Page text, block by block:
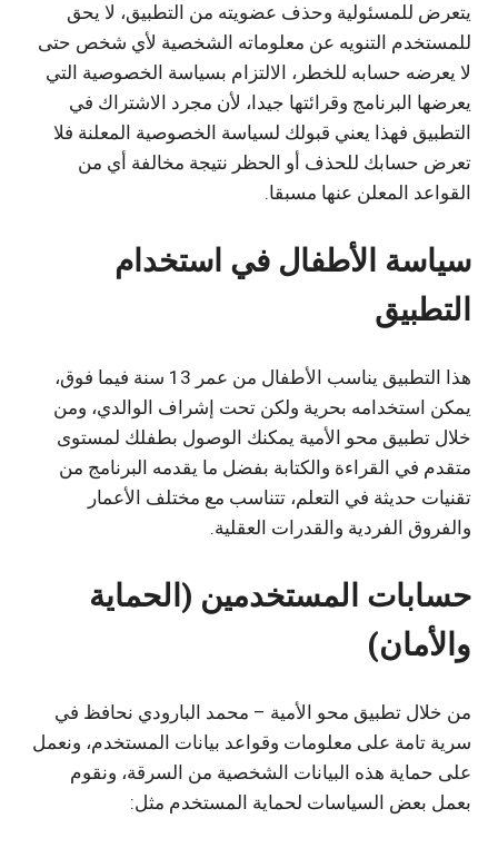
يتعرض للمسئولية وحذف عضويته من التطبيق، لا يحق
للمستخدم التنويه عن معلوماته الشخصية لأي شخص حتى
لا يعرضه حسابه للخطر، الالتزام بسياسة الخصوصية التي
يعرضها البرنامج وقرائتها جيدا، لأن مجرد الاشتراك في
التطبيق فهذا يعني قبولك لسياسة الخصوصية المعلنة فلا
تعرض حسابك للحذف أو الحظر نتيجة مخالفة أي من
القواعد المعلن عنها مسبقا.
سياسة الأطفال في استخدام
التطبيق
هذا التطبيق يناسب الأطفال من عمر 13 سنة فيما فوق،
يمكن استخدامه بحرية ولكن تحت إشراف الوالدي، ومن
خلال تطبيق محو الأمية يمكنك الوصول بطفلك لمستوى
متقدم في القراءة والكتابة بفضل ما يقدمه البرنامج من
تقنيات حديثة في التعلم، تتناسب مع مختلف الأعمار
والفروق الفردية والقدرات العقلية.
حسابات المستخدمين (الحماية
والأمان)
من خلال تطبيق محو الأمية – محمد البارودي نحافظ في
سرية تامة على معلومات وقواعد بيانات المستخدم، ونعمل
على حماية هذه البيانات الشخصية من السرقة، ونقوم
بعمل بعض السياسات لحماية المستخدم مثل: